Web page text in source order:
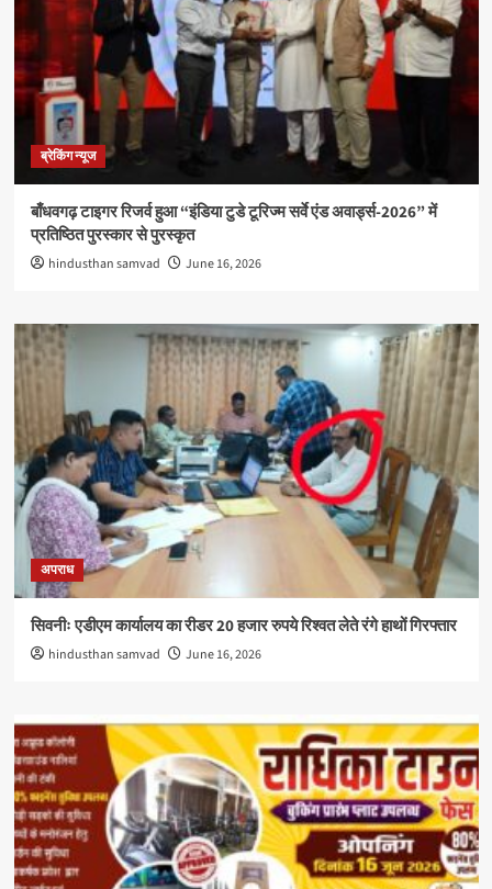
ब्रेकिंग न्यूज
बाँधवगढ़ टाइगर रिजर्व हुआ “इंडिया टुडे टूरिज्म सर्वे एंड अवार्ड्स-2026” में
प्रतिष्ठित पुरस्कार से पुरस्कृत
hindusthan samvad June 16, 2026
अपराध
सिवनीः एडीएम कार्यालय का रीडर 20 हजार रुपये रिश्वत लेते रंगे हाथों गिरफ्तार
hindusthan samvad June 16, 2026